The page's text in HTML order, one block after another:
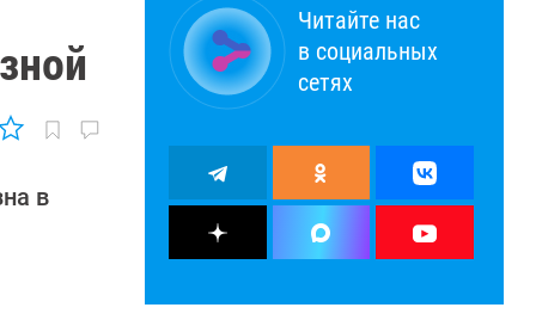
в
Читайте нас
в социальных
сетях